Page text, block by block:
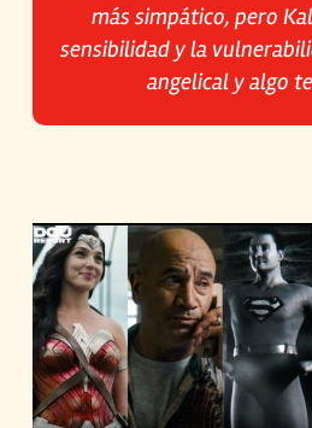
más simpático, pero
sensibilidad y la
angelical y algo